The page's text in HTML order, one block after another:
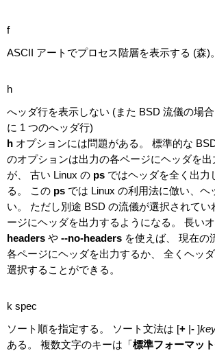
f
ASCII アートでプロセス階層を表示する (森)。
h
へッダ行を表示しない (また BSD 流儀の場
に 1 つのへッダ行)
h オプションには問題がある。 標準的な
のオプションは出力の各ページにヘッダを出
が、 古い Linux の ps ではヘッダを全く出力
る。 この ps では Linux の利用法に倣い、ヘ
い。 ただし別途 BSD の流儀が選択されてい
ージにヘッダを出力するようになる。 長い
headers や --no-headers を使えば、 現在の
各ページにヘッダを出力するか、 全くヘッ
選択することができる。
k spec
ソート順を指定する。 ソート文法は [+ |- ]
ある。 複数文字のキーは「標準フォーマッ